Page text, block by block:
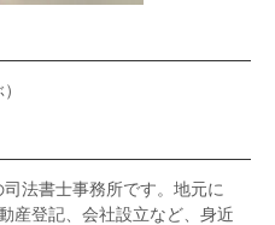
法書士事務所です。地元に
産登記、会社設立など、身近